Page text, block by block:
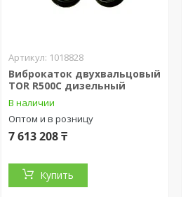
1018828
Виброкаток двухвальцовый
TOR R500C дизельный
В наличии
Оптом и в розницу
7 613 208 ₸
Купить